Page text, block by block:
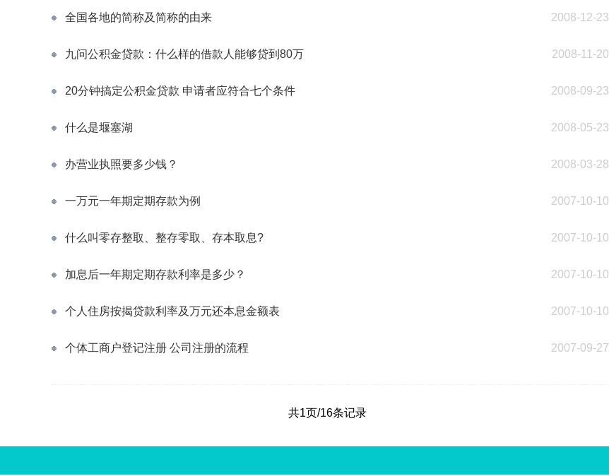
2008-12-23
全国各地的简称及简称的由来
2008-11-20
九问公积金贷款：什么样的借款人能够贷到80万
2008-09-23
20分钟搞定公积金贷款 申请者应符合七个条件
2008-05-23
什么是堰塞湖
2008-03-28
办营业执照要多少钱？
2007-10-10
一万元一年期定期存款为例
2007-10-10
什么叫零存整取、整存零取、存本取息?
2007-10-10
加息后一年期定期存款利率是多少？
2007-10-10
个人住房按揭贷款利率及万元还本息金额表
2007-09-27
个体工商户登记注册 公司注册的流程
共1页/16条记录